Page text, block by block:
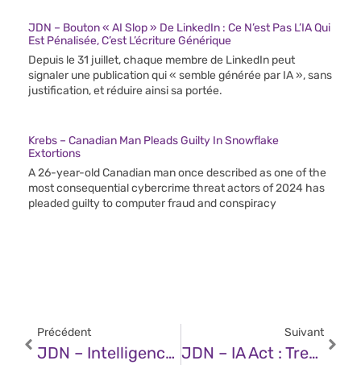
JDN – Bouton « AI Slop » De LinkedIn : Ce N’est Pas L’IA Qui
Est Pénalisée, C’est L’écriture Générique
Depuis le 31 juillet, chaque membre de LinkedIn peut
signaler une publication qui « semble générée par IA », sans
justification, et réduire ainsi sa portée.
Krebs – Canadian Man Pleads Guilty In Snowflake
Extortions
A 26-year-old Canadian man once described as one of the
most consequential cybercrime threat actors of 2024 has
pleaded guilty to computer fraud and conspiracy
Précédent
JDN – Intelligence Artificielle Générative : Vers Une Logistique Augmentée Par Les LLM
Suivant
JDN – IA Act : Tremplin Ou Frein Pour La Compétitivité Européenne ?